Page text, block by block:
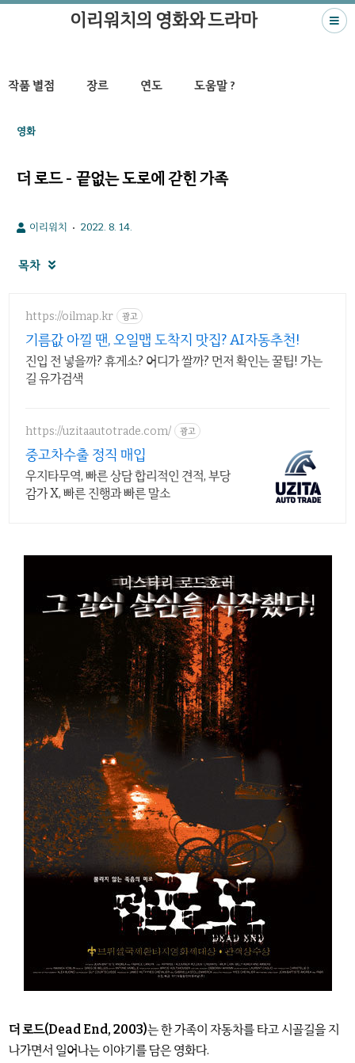
이리워치의 영화와 드라마
작품 별점 장르 연도 도움말 ?
영화
더 로드 - 끝없는 도로에 갇힌 가족
이리워치 2022. 8. 14.
목차 
https://oilmap.kr 광고
기름값 아낄 땐, 오일맵 도착지 맛집? AI자동추천!
진입 전 넣을까? 휴게소? 어디가 쌀까? 먼저 확인는 꿀팁! 가는
길 유가검색
https://uzitaautotrade.com/ 광고
중고차수출 정직 매입
우지타무역, 빠른 상담 합리적인 견적, 부당
감가 X, 빠른 진행과 빠른 말소
더 로드(Dead End, 2003)는 한 가족이 자동차를 타고 시골길을 지
나가면서 일어나는 이야기를 담은 영화다.